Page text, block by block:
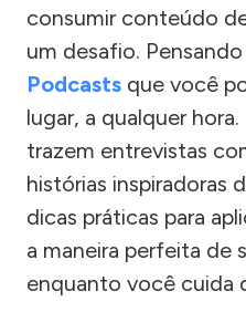
consumir conteúdo
um desafio.
Podcasts que você
lugar, a qualquer
trazem entrevistas
histórias inspiradoras
dicas práticas para
a maneira perfeita de
enquanto você cuida